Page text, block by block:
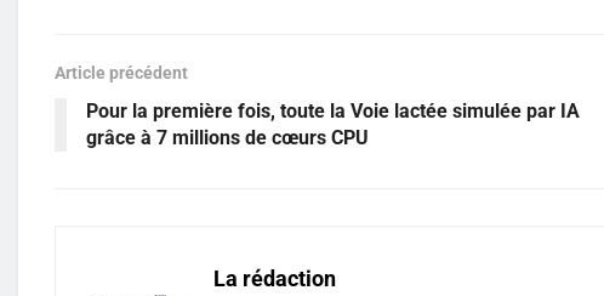
Article précédent
Pour la première fois, toute la Voie lactée simulée par IA
grâce à 7 millions de cœurs CPU
La rédaction